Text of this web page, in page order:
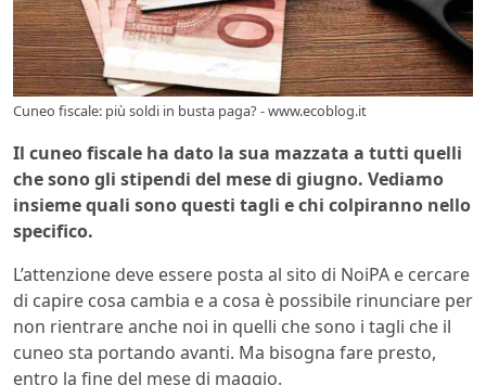
Cuneo fiscale: più soldi in busta paga? - www.ecoblog.it
Il cuneo fiscale ha dato la sua mazzata a tutti quelli
che sono gli stipendi del mese di giugno. Vediamo
insieme quali sono questi tagli e chi colpiranno nello
specifico.
L’attenzione deve essere posta al sito di NoiPA e cercare
di capire cosa cambia e a cosa è possibile rinunciare per
non rientrare anche noi in quelli che sono i tagli che il
cuneo sta portando avanti. Ma bisogna fare presto,
entro la fine del mese di maggio.